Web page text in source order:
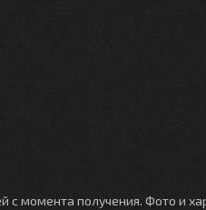
момента получения. Фото и